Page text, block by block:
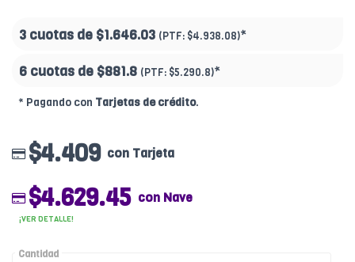
3 cuotas de $1.646.03 (PTF: $4.938.08)*
6 cuotas de $881.8 (PTF: $5.290.8)*
* Pagando con Tarjetas de crédito.
$4.409 con Tarjeta
$4.629.45 con Nave
¡VER DETALLE!
Cantidad